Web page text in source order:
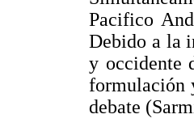
Pacifico
Debido a la
y occidente
formulación
debate